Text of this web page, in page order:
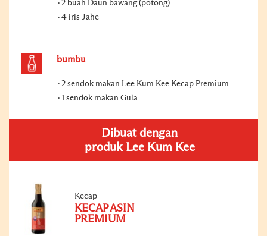
2 buah Daun bawang (potong)
4 iris Jahe
bumbu
2 sendok makan Lee Kum Kee Kecap Premium
1 sendok makan Gula
Dibuat dengan
produk Lee Kum Kee
Kecap
KECAP ASIN
PREMIUM